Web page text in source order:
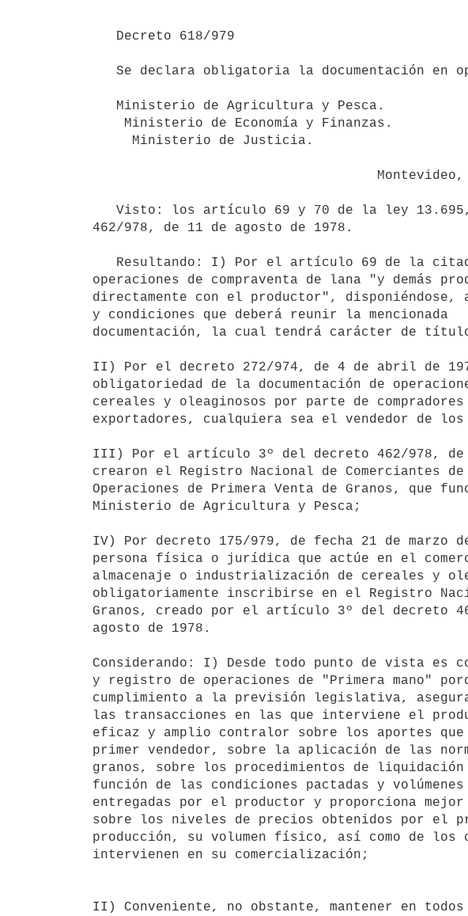
462/978, de 11 de agosto de 1978.
operaciones de compraventa de lana "y demás
directamente con el productor", disponiéndose,
y condiciones que deberá reunir la mencionada
documentación, la cual tendrá carácter de
II) Por el decreto 272/974, de 4 de abril de
obligatoriedad de la documentación de
cereales y oleaginosos por parte de
exportadores, cualquiera sea el vendedor de los
III) Por el artículo 3º del decreto 462/978, de
crearon el Registro Nacional de Comerciantes
Operaciones de Primera Venta de Granos, que
Ministerio de Agricultura y Pesca;
IV) Por decreto 175/979, de fecha 21 de marzo
persona física o jurídica que actúe en el
almacenaje o industrialización de cereales y
obligatoriamente inscribirse en el Registro
Granos, creado por el artículo 3º del decreto
agosto de 1978.
Considerando: I) Desde todo punto de vista es
y registro de operaciones de "Primera mano"
cumplimiento a la previsión legislativa,
las transacciones en las que interviene el
eficaz y amplio contralor sobre los aportes que
primer vendedor, sobre la aplicación de las
granos, sobre los procedimientos de
función de las condiciones pactadas y
entregadas por el productor y proporciona
sobre los niveles de precios obtenidos por el
producción, su volumen físico, así como de los
intervienen en su comercialización;
II) Conveniente, no obstante, mantener en